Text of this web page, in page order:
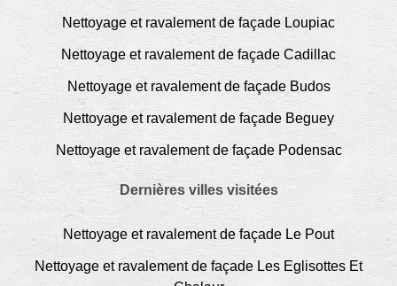
Nettoyage et ravalement de façade Loupiac
Nettoyage et ravalement de façade Cadillac
Nettoyage et ravalement de façade Budos
Nettoyage et ravalement de façade Beguey
Nettoyage et ravalement de façade Podensac
Dernières villes visitées
Nettoyage et ravalement de façade Le Pout
Nettoyage et ravalement de façade Les Eglisottes Et